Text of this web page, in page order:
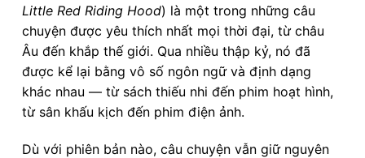
Little Red Riding Hood) là một trong những câu
chuyện được yêu thích nhất mọi thời đại, từ châu
Âu đến khắp thế giới. Qua nhiều thập kỷ, nó đã
được kể lại bằng vô số ngôn ngữ và định dạng
khác nhau — từ sách thiếu nhi đến phim hoạt hình,
từ sân khấu kịch đến phim điện ảnh.
Dù với phiên bản nào, câu chuyện vẫn giữ nguyên